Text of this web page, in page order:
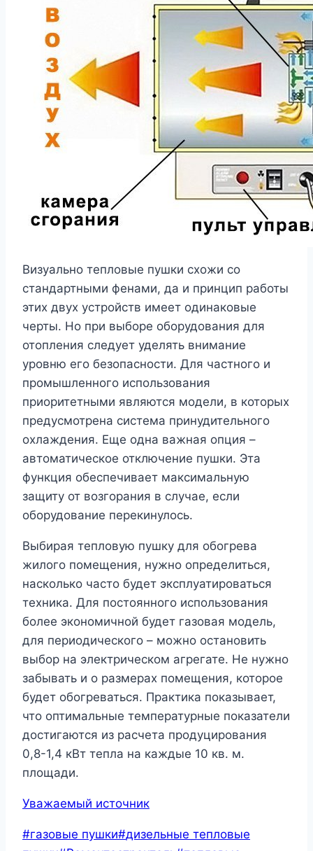
Визуально тепловые пушки схожи со
стандартными фенами, да и принцип работы
этих двух устройств имеет одинаковые
черты. Но при выборе оборудования для
отопления следует уделять внимание
уровню его безопасности. Для частного и
промышленного использования
приоритетными являются модели, в которых
предусмотрена система принудительного
охлаждения. Еще одна важная опция –
автоматическое отключение пушки. Эта
функция обеспечивает максимальную
защиту от возгорания в случае, если
оборудование перекинулось.
Выбирая тепловую пушку для обогрева
жилого помещения, нужно определиться,
насколько часто будет эксплуатироваться
техника. Для постоянного использования
более экономичной будет газовая модель,
для периодического – можно остановить
выбор на электрическом агрегате. Не нужно
забывать и о размерах помещения, которое
будет обогреваться. Практика показывает,
что оптимальные температурные показатели
достигаются из расчета продуцирования
0,8-1,4 кВт тепла на каждые 10 кв. м.
площади.
Уважаемый источник
Метки
#газовые пушки#дизельные тепловые